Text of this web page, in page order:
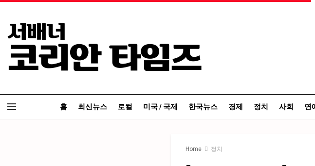
홈 최신뉴스 로컬 미국 / 국제 한국뉴스 경제 정치 사회 연
Home 정치